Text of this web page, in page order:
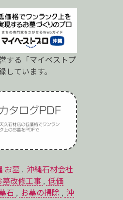
する「マイベストプ
しています。
お墓
沖縄石材会社
墓改修工事
低価
石
お墓の掃除
沖